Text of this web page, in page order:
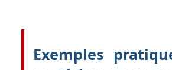
Exemples